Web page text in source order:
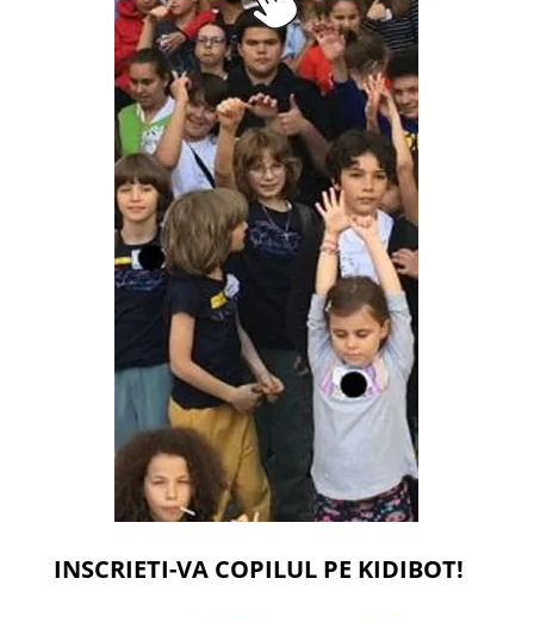
INSCRIETI-VA COPILUL PE KIDIBOT!